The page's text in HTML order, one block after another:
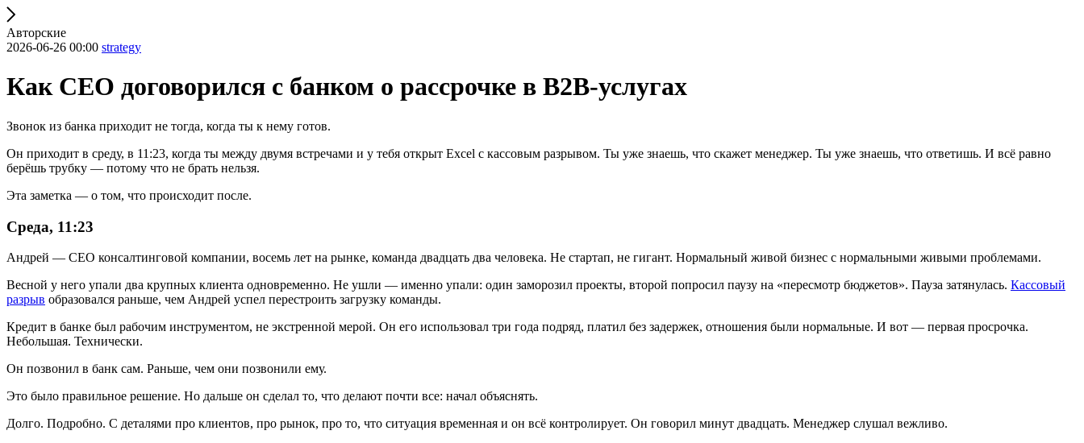
Авторские
2026-06-26 00:00 strategy
Как CEO договорился с банком о рассрочке в B2B-услугах
Звонок из банка приходит не тогда, когда ты к нему готов.
Он приходит в среду, в 11:23, когда ты между двумя встречами и у тебя открыт Excel с кассовым разрывом. Ты уже знаешь, что скажет менеджер. Ты уже знаешь, что ответишь. И всё равно
берёшь трубку — потому что не брать нельзя.
Эта заметка — о том, что происходит после.
Среда, 11:23
Андрей — CEO консалтинговой компании, восемь лет на рынке, команда двадцать два человека. Не стартап, не гигант. Нормальный живой бизнес с нормальными живыми проблемами.
Весной у него упали два крупных клиента одновременно. Не ушли — именно упали: один заморозил проекты, второй попросил паузу на «пересмотр бюджетов». Пауза затянулась. Кассовый
разрыв образовался раньше, чем Андрей успел перестроить загрузку команды.
Кредит в банке был рабочим инструментом, не экстренной мерой. Он его использовал три года подряд, платил без задержек, отношения были нормальные. И вот — первая просрочка.
Небольшая. Технически.
Он позвонил в банк сам. Раньше, чем они позвонили ему.
Это было правильное решение. Но дальше он сделал то, что делают почти все: начал объяснять.
Долго. Подробно. С деталями про клиентов, про рынок, про то, что ситуация временная и он всё контролирует. Он говорил минут двадцать. Менеджер слушал вежливо.